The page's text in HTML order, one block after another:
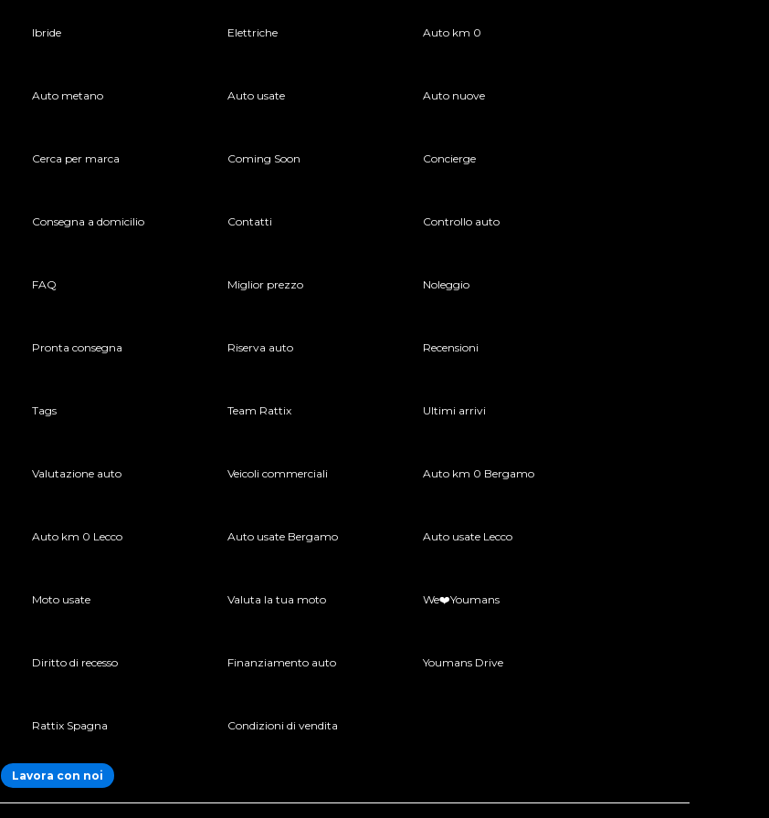
Ibride Elettriche Auto km 0
Auto metano Auto usate Auto nuove
Cerca per marca Coming Soon Concierge
Consegna a domicilio Contatti Controllo auto
FAQ Miglior prezzo Noleggio
Pronta consegna Riserva auto Recensioni
Tags Team Rattix Ultimi arrivi
Valutazione auto Veicoli commerciali Auto km 0 Bergamo
Auto km 0 Lecco Auto usate Bergamo Auto usate Lecco
Moto usate Valuta la tua moto We❤️Youmans
Diritto di recesso Finanziamento auto Youmans Drive
Rattix Spagna Condizioni di vendita
Lavora con noi